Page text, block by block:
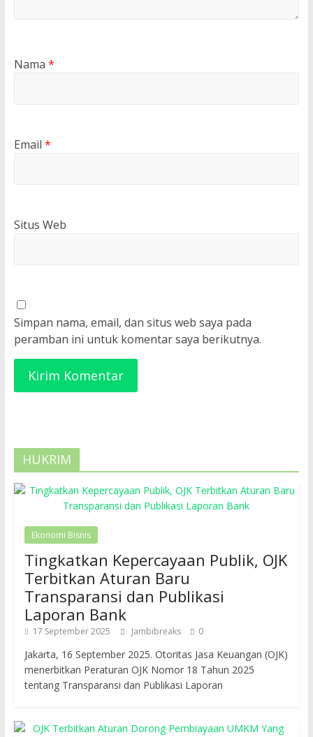
Nama *
Email *
Situs Web
Simpan nama, email, dan situs web saya pada
peramban ini untuk komentar saya berikutnya.
HUKRIM
Ekonomi Bisnis
Tingkatkan Kepercayaan Publik, OJK
Terbitkan Aturan Baru
Transparansi dan Publikasi
Laporan Bank
17 September 2025 Jambibreaks 0
Jakarta, 16 September 2025. Otoritas Jasa Keuangan (OJK)
menerbitkan Peraturan OJK Nomor 18 Tahun 2025
tentang Transparansi dan Publikasi Laporan